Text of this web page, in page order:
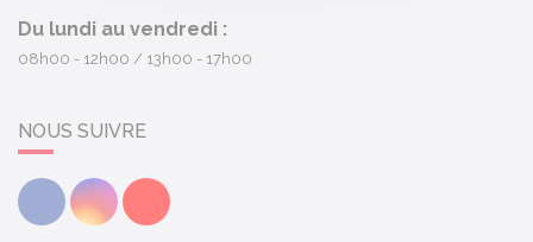
Du lundi au vendredi :
08h00 - 12h00 13h00 - 17h00
NOUS SUIVRE
FacebookInstagramYoutube